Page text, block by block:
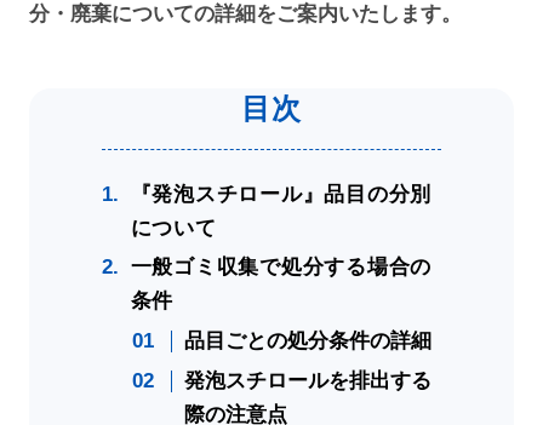
分・廃棄についての詳細をご案内いたします。
『発泡スチロール』品目の分別
について
一般ゴミ収集で処分する場合の
条件
品目ごとの処分条件の詳細
発泡スチロールを排出する
際の注意点